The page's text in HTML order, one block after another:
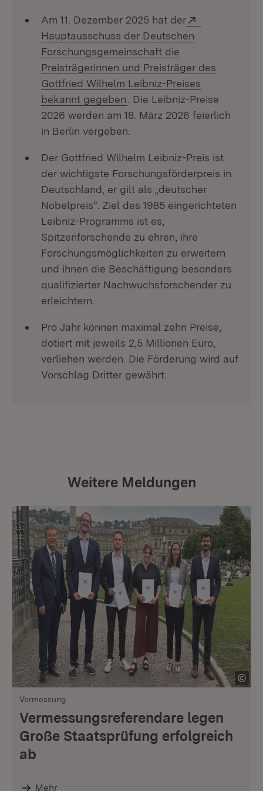
Am 11. Dezember 2025 hat der
Hauptausschuss der Deutschen
Forschungsgemeinschaft die
Preisträgerinnen und Preisträger des
Gottfried Wilhelm Leibniz-Preises
bekannt gegeben (Öffnet in neuem Fenster)
. Die Leibniz-Preise
2026 werden am 18. März 2026 feierlich
in Berlin vergeben.
Der Gottfried Wilhelm Leibniz-Preis ist
der wichtigste Forschungsförderpreis in
Deutschland, er gilt als „deutscher
Nobelpreis“. Ziel des 1985 eingerichteten
Leibniz-Programms ist es,
Spitzenforschende zu ehren, ihre
Forschungsmöglichkeiten zu erweitern
und ihnen die Beschäftigung besonders
qualifizierter Nachwuchsforschender zu
erleichtern.
Pro Jahr können maximal zehn Preise,
dotiert mit jeweils 2,5 Millionen Euro,
verliehen werden. Die Förderung wird auf
Vorschlag Dritter gewährt.
Weitere Meldungen
Vermessung
Vermessungsreferendare legen
Große Staatsprüfung erfolgreich
ab
Mehr